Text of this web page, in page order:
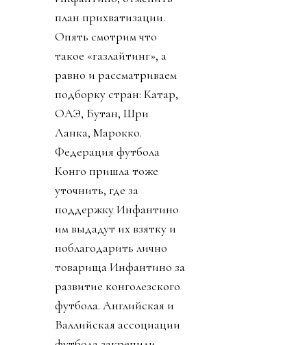
план прихватизации.
Опять смотрим что
такое «газлайтинг», а
равно и рассматриваем
подборку стран: Катар,
ОАЭ, Бутан, Шри
Ланка, Марокко.
Федерация футбола
Конго пришла тоже
уточнить, где за
поддержку Инфантино
им выдадут их взятку и
поблагодарить лично
товарища Инфантино за
развитие конголезского
футбола. Английская и
Валлийская ассоциации